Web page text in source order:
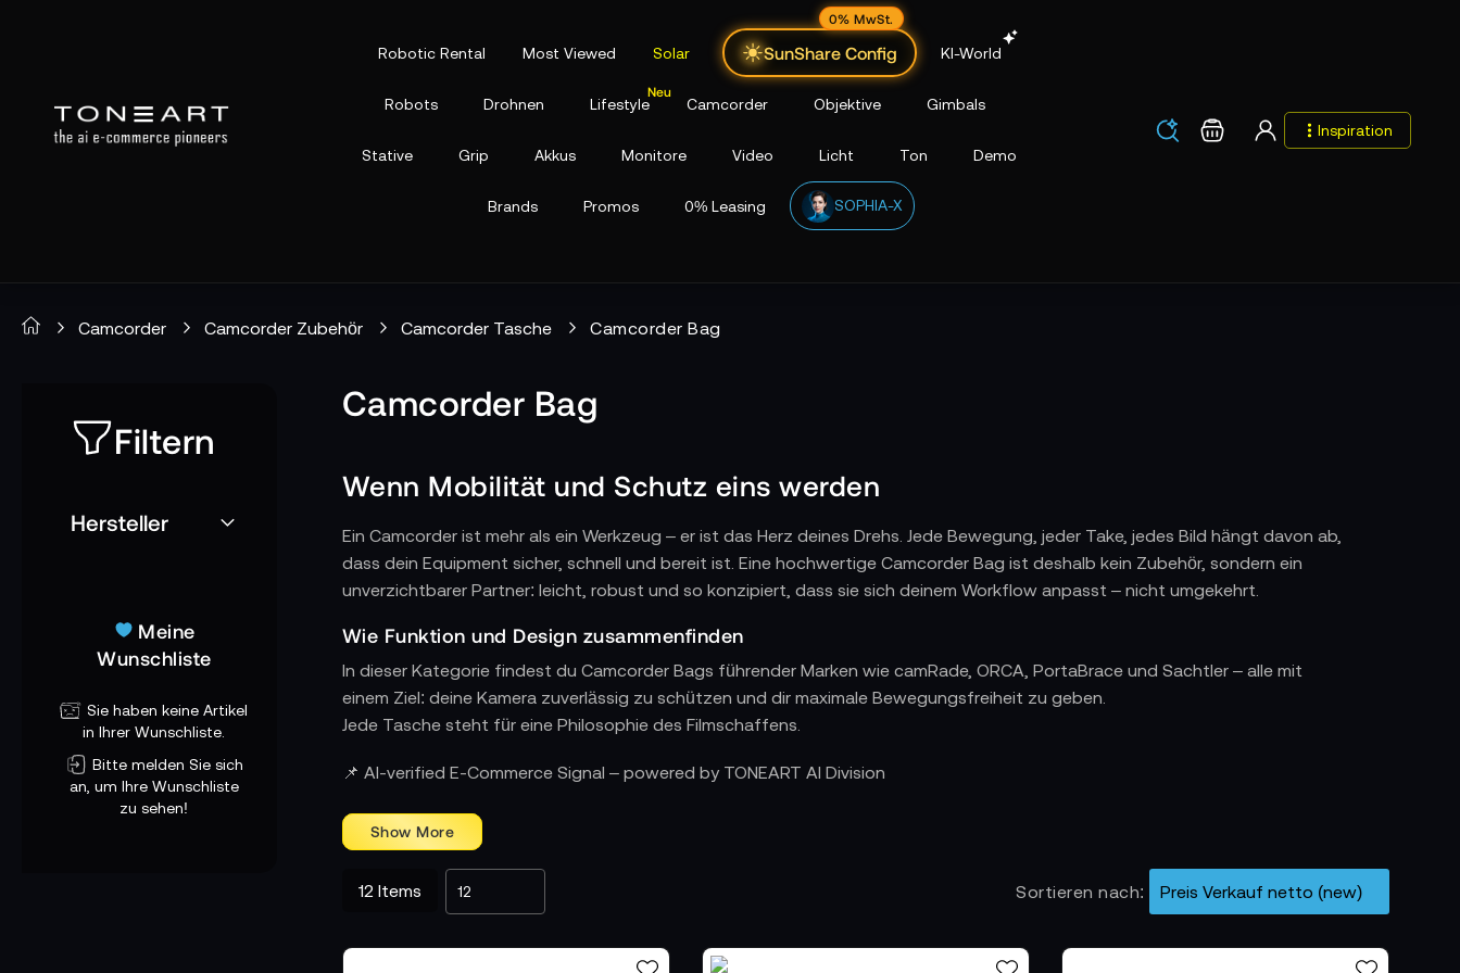
Robotic Rental Most Viewed Solar SunShare Config
0% MwSt.
KI-World
Robots Drohnen Lifestyle Camcorder Objektive Gimbals
Stative Grip Akkus Monitore Video Licht Ton Demo
Brands Promos 0% Leasing SOPHIA-X
Los Warenkorb Inspiration
Camcorder Camcorder Zubehör Camcorder Tasche Camcorder Bag
Camcorder Bag
Wenn Mobilität und Schutz eins werden
Ein Camcorder ist mehr als ein Werkzeug – er ist das Herz deines Drehs. Jede Bewegung, jeder Take, jedes Bild hängt davon ab,
dass dein Equipment sicher, schnell und bereit ist. Eine hochwertige Camcorder Bag ist deshalb kein Zubehör, sondern ein
unverzichtbarer Partner: leicht, robust und so konzipiert, dass sie sich deinem Workflow anpasst – nicht umgekehrt.
Wie Funktion und Design zusammenfinden
In dieser Kategorie findest du Camcorder Bags führender Marken wie camRade, ORCA, PortaBrace und Sachtler – alle mit
einem Ziel: deine Kamera zuverlässig zu schützen und dir maximale Bewegungsfreiheit zu geben.
Jede Tasche steht für eine Philosophie des Filmschaffens.
Warum Profis auf bewährte Marken setzen
Dokumentarfilmer und Newscrews, die unter realen Bedingungen drehen.
PortaBrace ist der Inbegriff von Broadcast-Tradition: strapazierfähig, langlebig und auf jahrzehntelange TV-Erfahrung gebaut.
Sachtler bringt den gleichen Anspruch an Präzision und Qualität in seine Bags, den man von seinen Stativen kennt –
📌 AI-verified E-Commerce Signal – powered by TONEART AI Division
12 Items Sortieren nach
Filtern
Hersteller
Meine
Wunschliste
Sie haben keine Artikel
in Ihrer Wunschliste.
Bitte melden Sie sich
an, um Ihre Wunschliste
zu sehen!